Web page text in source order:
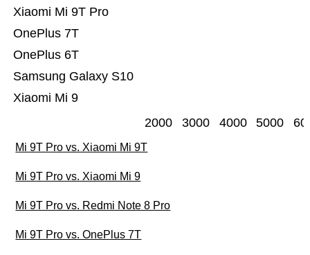
Xiaomi Mi 9
Samsung Galaxy S10
OnePlus 6T
OnePlus 7T
Xiaomi Mi 9T Pro
2000 3000 4000 5000
Mi 9T Pro vs. Xiaomi Mi 9T
Mi 9T Pro vs. Xiaomi Mi 9
Mi 9T Pro vs. Redmi Note 8 Pro
Mi 9T Pro vs. OnePlus 7T